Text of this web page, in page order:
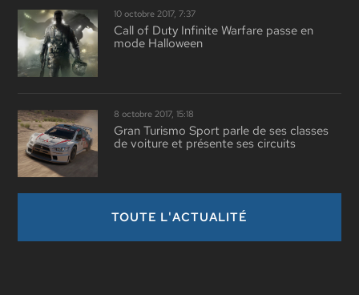
10 octobre 2017, 7:37
Call of Duty Infinite Warfare passe en
mode Halloween
8 octobre 2017, 15:18
Gran Turismo Sport parle de ses classes
de voiture et présente ses circuits
TOUTE L'ACTUALITÉ